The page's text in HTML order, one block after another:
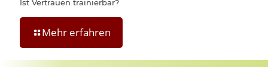
Ist Vertrauen trainierbar?
Mehr erfahren